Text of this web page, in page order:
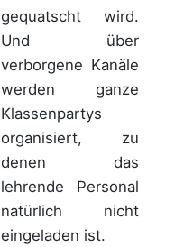
gequatscht wird.
Und über
verborgene Kanäle
werden ganze
Klassenpartys
organisiert, zu
denen das
lehrende Personal
natürlich nicht
eingeladen ist.